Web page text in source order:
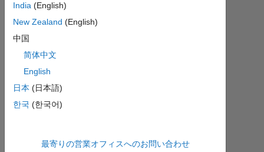
ダッシュボード
統
計
All Cody
10
-10-5
20
30
40
India (English)
New Zealand (English)
中国
简体中文
English
日本 (日本語)
한국 (한국어)
最寄りの営業オフィスへのお問い合わせ